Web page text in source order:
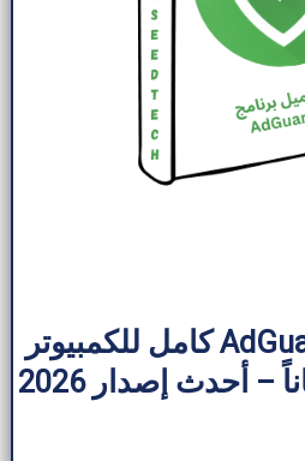
تحميل برنامج AdGuard كامل للكمبيوتر
– أحدث إصدار 2026